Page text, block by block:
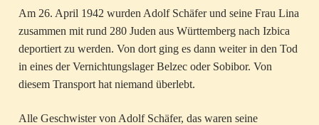
Am 26. April 1942 wurden Adolf Schäfer und seine Frau Lina
zusammen mit rund 280 Juden aus Württemberg nach Izbica
deportiert zu werden. Von dort ging es dann weiter in den Tod
in eines der Vernichtungslager Belzec oder Sobibor. Von
diesem Transport hat niemand überlebt.
Alle Geschwister von Adolf Schäfer, das waren seine